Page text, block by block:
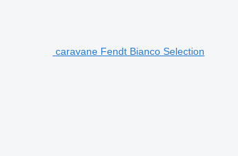
caravane Fendt Bianco Selection